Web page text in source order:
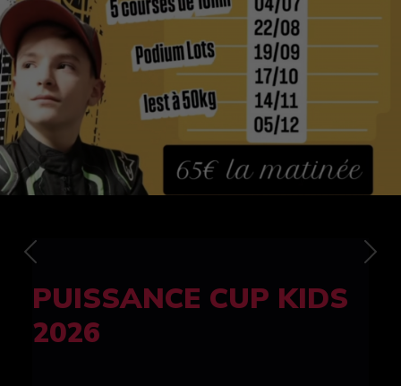
FELINE CUP 100%
féminine
Previous Next